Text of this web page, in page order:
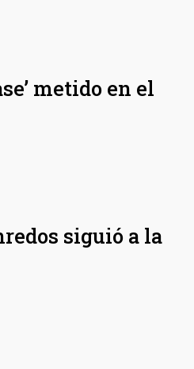
metido en el
siguió a la